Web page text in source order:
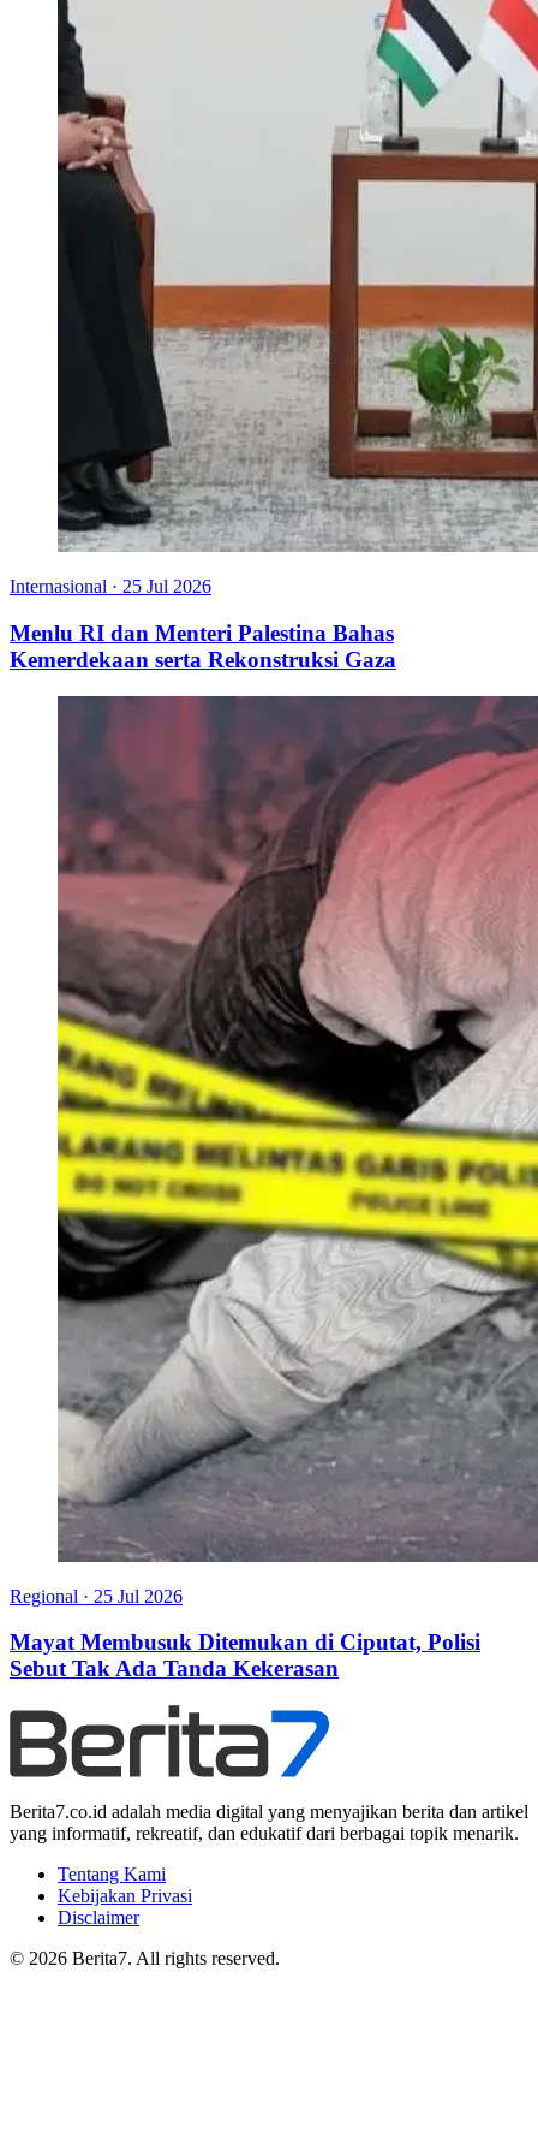
Internasional · 25 Jul 2026
Menlu RI dan Menteri Palestina Bahas
Kemerdekaan serta Rekonstruksi Gaza
Regional · 25 Jul 2026
Mayat Membusuk Ditemukan di Ciputat, Polisi
Sebut Tak Ada Tanda Kekerasan
Berita7.co.id adalah media digital yang menyajikan berita dan artikel
yang informatif, rekreatif, dan edukatif dari berbagai topik menarik.
Tentang Kami
Kebijakan Privasi
Disclaimer
© 2026 Berita7. All rights reserved.